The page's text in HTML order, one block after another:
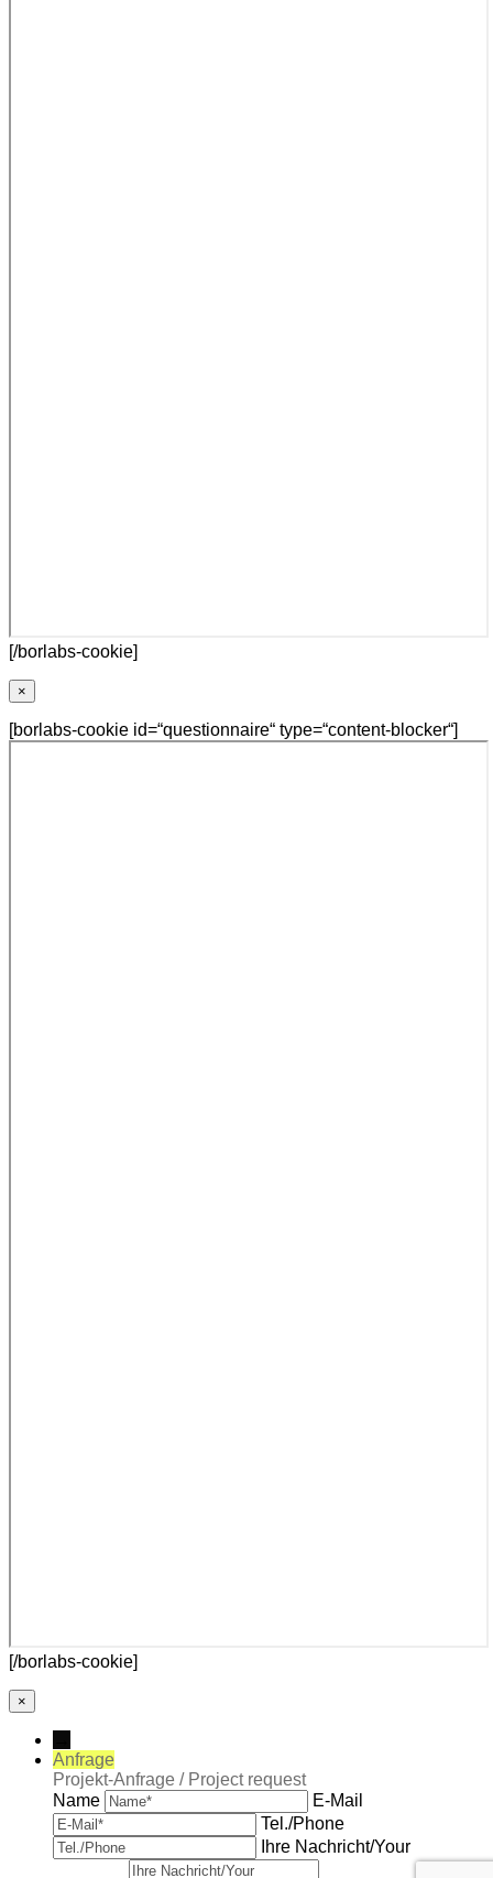
[/borlabs-cookie]
×
[borlabs-cookie id=“questionnaire“ type=“content-blocker“]
[/borlabs-cookie]
×
Anfrage
Projekt-Anfrage / Project request
Name
E-Mail
Tel./Phone
Ihre Nachricht/Your